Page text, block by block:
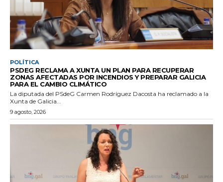
POLÍTICA
PSDEG RECLAMA A XUNTA UN PLAN PARA RECUPERAR
ZONAS AFECTADAS POR INCENDIOS Y PREPARAR GALICIA
PARA EL CAMBIO CLIMÁTICO
La diputada del PSdeG Carmen Rodríguez Dacosta ha reclamado a la
Xunta de Galicia...
9 agosto, 2026